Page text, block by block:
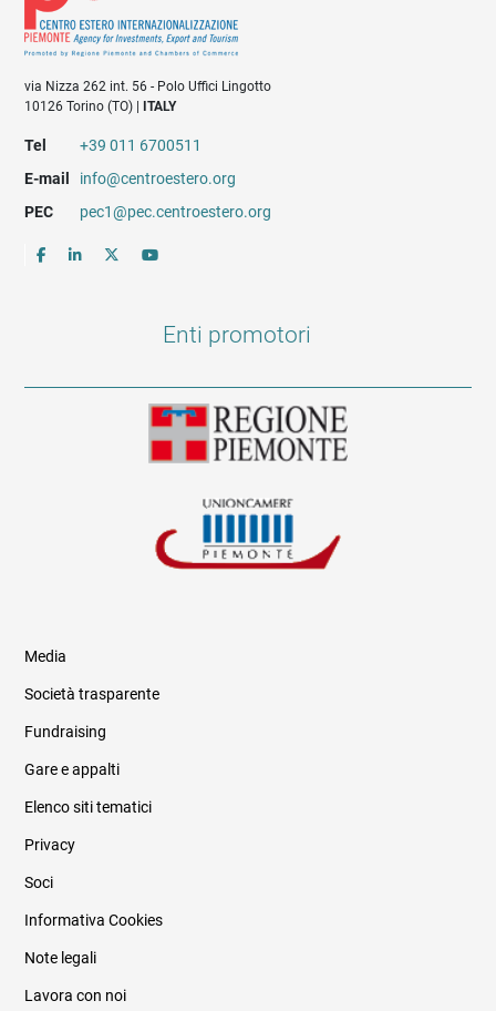
via Nizza 262 int. 56 - Polo Uffici Lingotto
10126 Torino (TO) |
ITALY
Tel
+39 011 6700511
E-mail
info@centroestero.org
PEC
pec1@pec.centroestero.org
Enti promotori
Informazioni legali e trasparenza
Media
Società trasparente
Fundraising
Gare e appalti
Elenco siti tematici
Privacy
Soci
Informativa Cookies
Note legali
Lavora con noi